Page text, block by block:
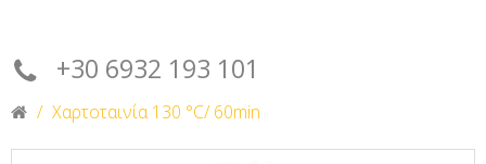
+30 6932 193 101
Χαρτοταινία 130 °C/ 60min